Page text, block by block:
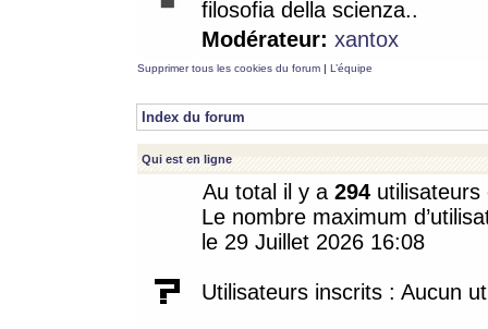
filosofia della scienza..
Modérateur: xantox
Supprimer tous les cookies du forum | L’équipe
Index du forum
Qui est en ligne
Au total il y a 294
Le nombre maximum
le 29 Juillet 2026 16:08
Utilisateurs inscrits : Aucun